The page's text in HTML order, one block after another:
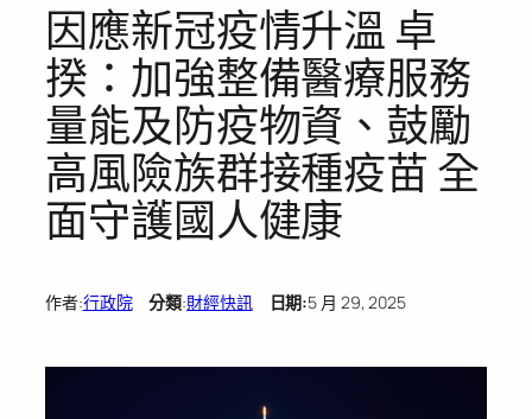
因應新冠疫情升溫 卓
揆：加強整備醫療服務
量能及防疫物資、鼓勵
高風險族群接種疫苗 全
面守護國人健康
作者:行政院 分類:財經快訊 日期:5 月 29, 2025